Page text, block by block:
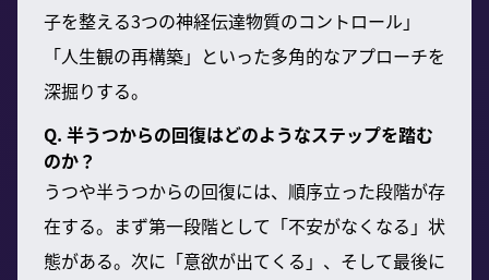
子を整える3つの神経伝達物質のコントロール」
「人生観の再構築」といった多角的なアプローチを
深掘りする。
Q. 半うつからの回復はどのようなステップを踏む
のか？
うつや半うつからの回復には、順序立った段階が存
在する。まず第一段階として「不安がなくなる」状
態がある。次に「意欲が出てくる」、そして最後に